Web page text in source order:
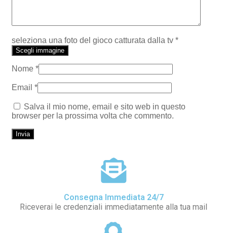
seleziona una foto del gioco catturata dalla tv *
Scegli immagine
Nome *
Email *
Salva il mio nome, email e sito web in questo
browser per la prossima volta che commento.
Consegna Immediata 24/7
Riceverai le credenziali immediatamente alla tua mail